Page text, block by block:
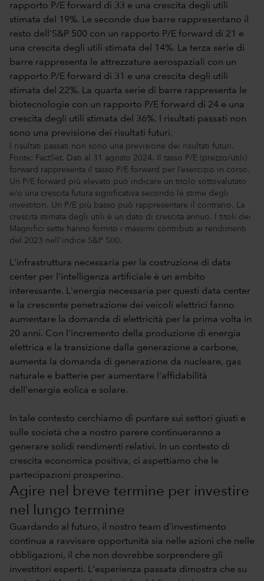
I risultati passati non sono una previsione dei risultati futuri.
Fonte: FactSet. Dati al 31 agosto 2024. Il tasso P/E (prezzo/utili)
forward rappresenta il tasso P/E forward per l’esercizio in corso.
Un P/E forward più elevato può indicare un titolo sottovalutato
e/o una crescita futura significativa secondo le stime degli
investitori. Un P/E più basso può rappresentare il contrario. La
crescita stimata degli utili è un dato di crescita annuo. I titoli dei
Magnifici sette hanno fornito i massimi contributi ai rendimenti
del 2023 nell'indice S&P 500.
L'infrastruttura necessaria per la costruzione di data
center per l'intelligenza artificiale è un ambito
interessante. L'energia necessaria per questi data center
e la crescente penetrazione dei veicoli elettrici fanno
aumentare la domanda di elettricità per la prima volta in
20 anni. Con l'incremento della produzione di energia
elettrica e la transizione dalla generazione a carbone,
aumenta la domanda di generazione da nucleare, gas
naturale e batterie per aumentare l'affidabilità
dell'energia eolica e solare.
In tale contesto cerchiamo di puntare sui settori giusti e
sulle società che a nostro parere continueranno a
generare solidi rendimenti relativi. In un contesto di
crescita economica positiva, ci aspettiamo che le
partecipazioni prosperino.
Agire nel breve termine per investire
nel lungo termine
Guardando al futuro, il nostro team d'investimento
continua a ravvisare opportunità sia nelle azioni che nelle
obbligazioni, il che non dovrebbe sorprendere gli
investitori esperti. L'esperienza passata dimostra che su